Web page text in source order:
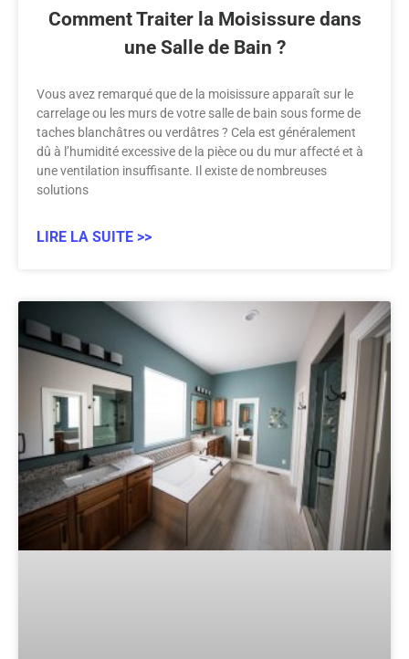
Comment Traiter la Moisissure dans
une Salle de Bain ?
Vous avez remarqué que de la moisissure apparaît sur le
carrelage ou les murs de votre salle de bain sous forme de
taches blanchâtres ou verdâtres ? Cela est généralement
dû à l’humidité excessive de la pièce ou du mur affecté et à
une ventilation insuffisante. Il existe de nombreuses
solutions
LIRE LA SUITE >>